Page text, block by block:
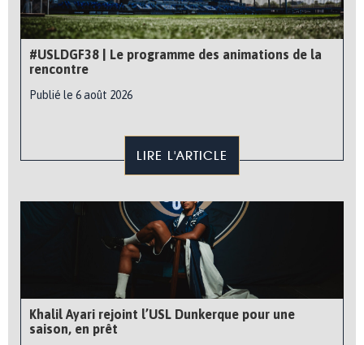
#USLDGF38 | Le programme des animations de la
rencontre
Publié le 6 août 2026
LIRE L'ARTICLE
Khalil Ayari rejoint l’USL Dunkerque pour une
saison, en prêt